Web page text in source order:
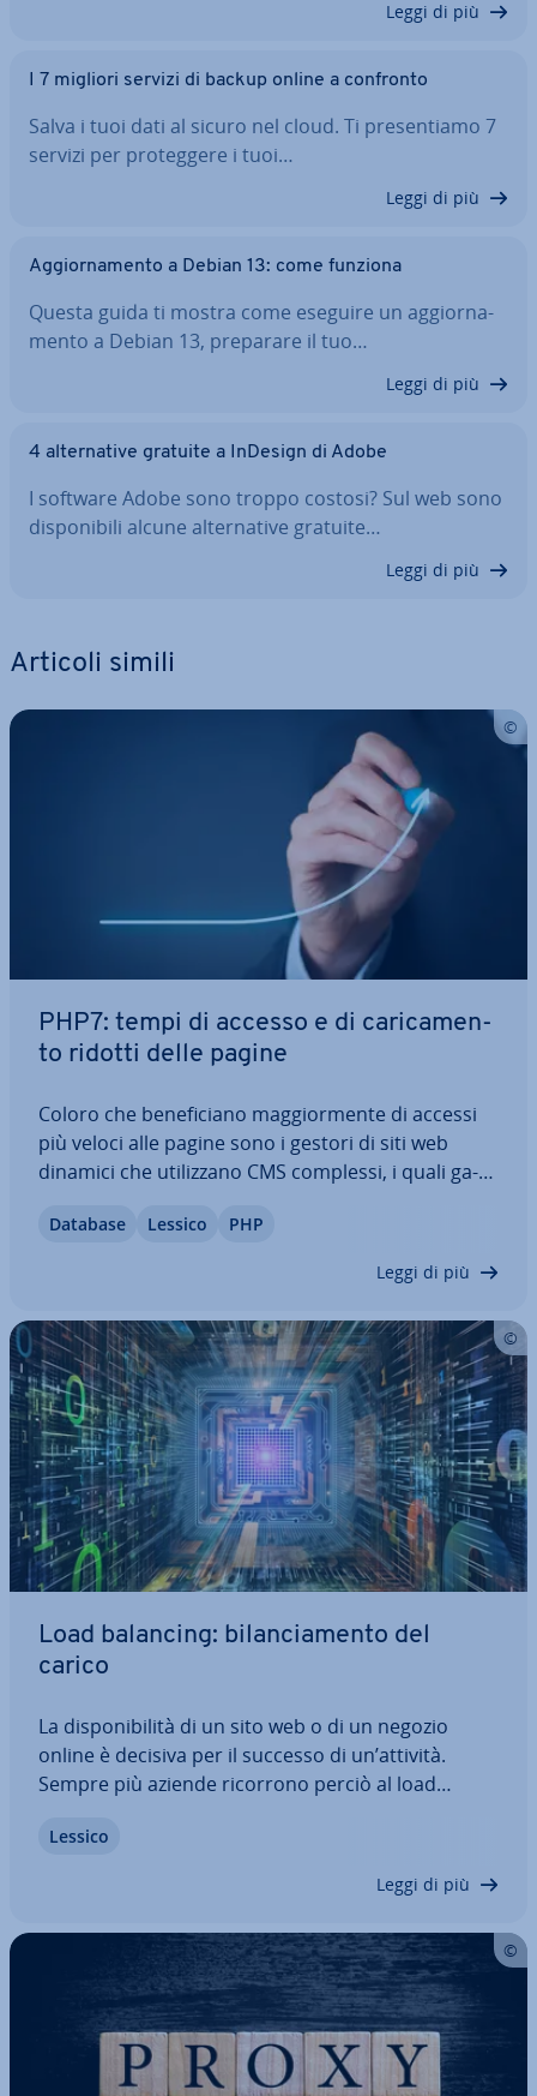
Leggi di più
I 7 migliori servizi di backup online a confronto
Salva i tuoi dati al sicuro nel cloud. Ti pre­sen­tia­mo 7
servizi per pro­teg­ge­re i tuoi…
Leggi di più
Ag­gior­na­men­to a Debian 13: come funziona
Questa guida ti mostra come eseguire un ag­gior­na­
men­to a Debian 13, preparare il tuo…
Leggi di più
4 al­ter­na­ti­ve gratuite a InDesign di Adobe
I software Adobe sono troppo costosi? Sul web sono
di­spo­ni­bi­li alcune al­ter­na­ti­ve gratuite…
Leggi di più
Articoli simili
PHP7: tempi di accesso e di ca­ri­ca­men­
to ridotti delle pagine
Coloro che be­ne­fi­cia­no mag­gior­men­te di accessi
più veloci alle pagine sono i gestori di siti web
dinamici che uti­liz­za­no CMS complessi, i quali ga­
sito facile da uti­liz­za­re. Con il rilascio del codice
Database Lessico PHP
Leggi di più
Load balancing: bi­lan­cia­men­to del
carico
La di­spo­ni­bi­li­tà di un sito web o di un negozio
online è decisiva per il successo di un’attività.
Sempre più aziende ricorrono perciò al load
computer le richieste degli utenti al server. Se uti­
Lessico
Leggi di più